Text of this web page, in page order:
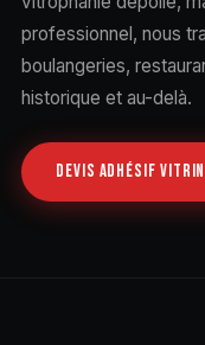
professionnel, nous
boulangeries,
historique et au-delà.
DEVIS ADHÉSIF